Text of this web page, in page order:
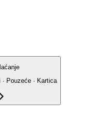
Pouzeće · Kartica